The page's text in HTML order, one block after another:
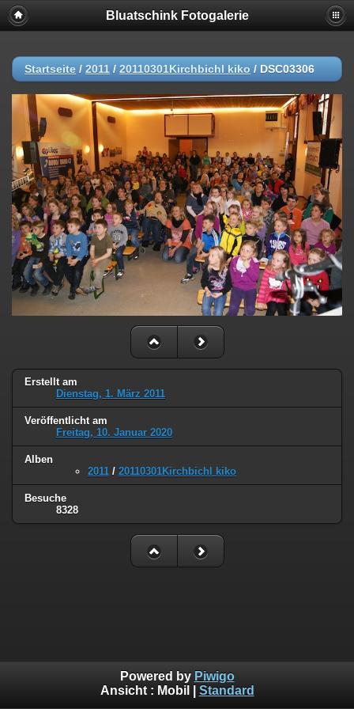
Bluatschink Fotogalerie
Startseite / 2011 / 20110301Kirchbichl kiko / DSC03306
Erstellt am
Dienstag, 1. März 2011
Veröffentlicht am
Freitag, 10. Januar 2020
Alben
2011 / 20110301Kirchbichl kiko
Besuche
8328
Powered by Piwigo
Ansicht : Mobil Standard